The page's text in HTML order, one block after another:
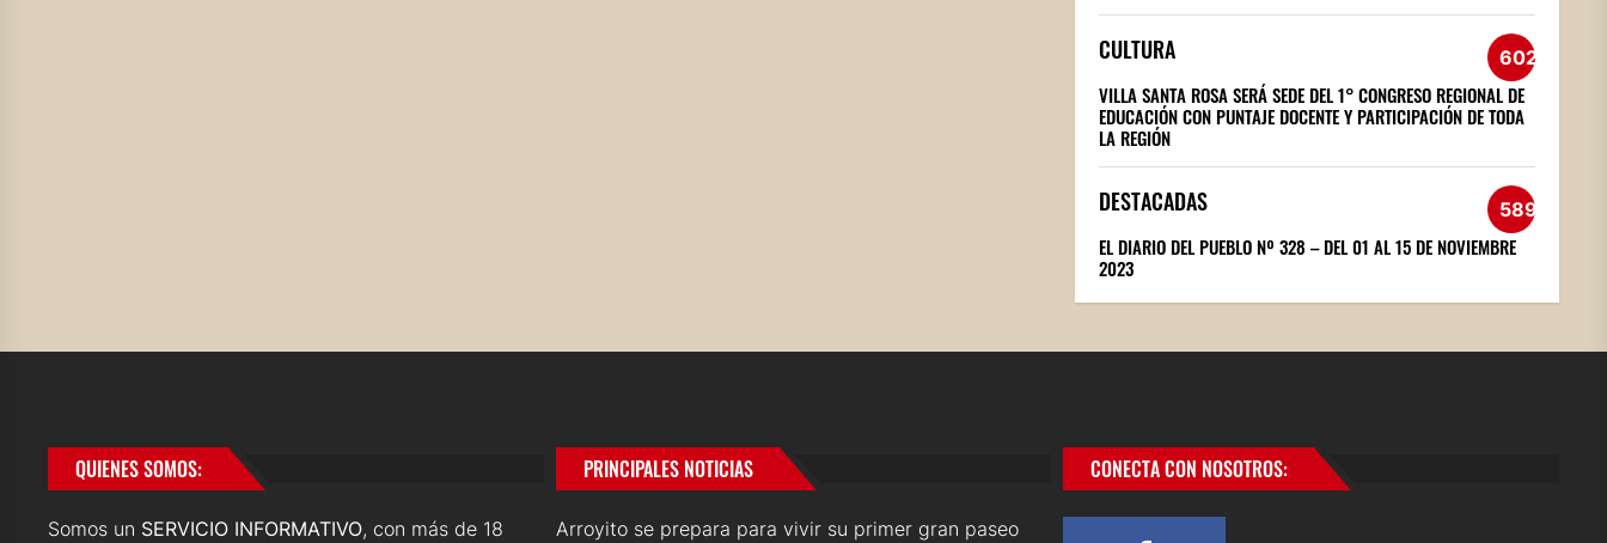
CULTURA 602
VILLA SANTA ROSA SERÁ SEDE DEL 1° CONGRESO REGIONAL DE
EDUCACIÓN CON PUNTAJE DOCENTE Y PARTICIPACIÓN DE TODA
LA REGIÓN
DESTACADAS 589
EL DIARIO DEL PUEBLO Nº 328 – DEL 01 AL 15 DE NOVIEMBRE
2023
QUIENES SOMOS:
Somos un SERVICIO INFORMATIVO, con más de 18
PRINCIPALES NOTICIAS
Arroyito se prepara para vivir su primer gran paseo
CONECTA CON NOSOTROS: